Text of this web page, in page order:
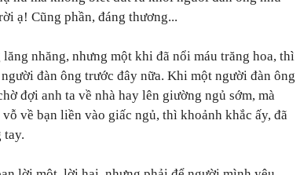
ạ! Cũng phần, đáng thương...
nhăng, nhưng một khi đã nổi máu trăng hoa, thì
đàn ông trước đây nữa. Khi một người đàn ông
đợi anh ta về nhà hay lên giường ngủ sớm, mà
về bạn liền vào giấc ngủ, thì khoảnh khắc ấy, đã
tay.